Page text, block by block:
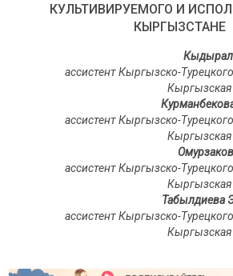
КУЛЬТИВИРУЕМОГО И
КЫРГЫЗСТАНЕ
ассистент Кыргызско-
Кыргызская
ассистент Кыргызско-
Кыргызская
ассистент Кыргызско-
Кыргызская
Табылдиева
ассистент Кыргызско-
Кыргызская